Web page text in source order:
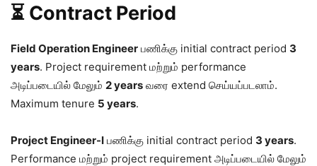
⏳ Contract Period
Field Operation Engineer பணிக்கு initial contract period 3
years. Project requirement மற்றும் performance
அடிப்படையில் மேலும் 2 years வரை extend செய்யப்படலாம்.
Maximum tenure 5 years.
Project Engineer-I பணிக்கு initial contract period 3 years.
Performance மற்றும் project requirement அடிப்படையில் மேலும்